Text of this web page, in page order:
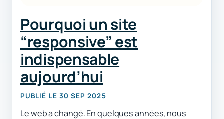
Pourquoi un site
“responsive” est
indispensable
aujourd’hui
PUBLIÉ LE 30 SEP 2025
Le web a changé. En quelques années, nous